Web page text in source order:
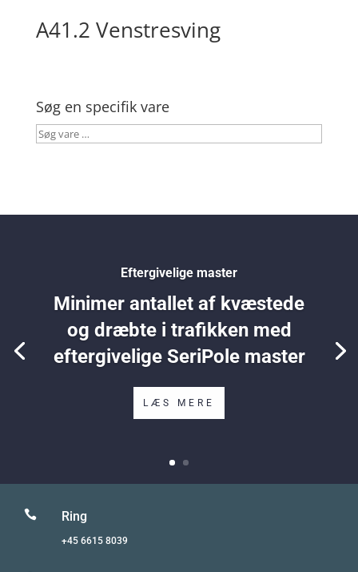
A41.2 Venstresving
Søg en specifik vare
Søg
Eftergivelige master
Minimer antallet af kvæstede
og dræbte i trafikken med
eftergivelige SeriPole master
LÆS MERE
 Ring
+45 6615 8039